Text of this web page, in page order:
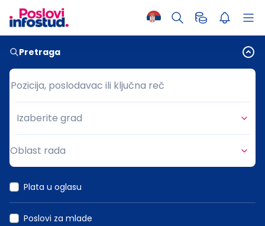
Pretraga
Pozicija, poslodavac ili ključna reč
Pozicija, poslodavac ili ključna reč
Grad
Izaberite grad
Oblast rada
Plata u oglasu
Poslovi za mlade